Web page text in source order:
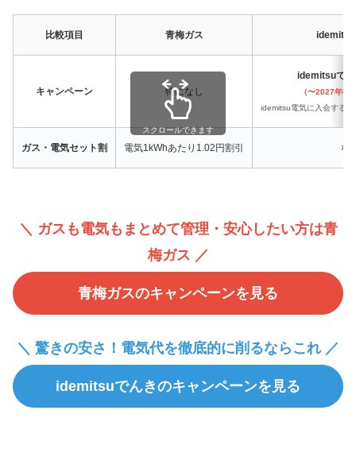
比較項目 青梅ガス idemitsu
キャンペーン 特になし
idemitsuでん
（〜2027年03
idemitsu電気に入会する
ガス・電気セット割 電気1kWhあたり1.02円割引 な
スクロールできます
＼ ガスも電気もまとめて管理・安心したい方は青
梅ガス ／
青梅ガスのキャンペーンを見る
＼ 驚きの安さ！電気代を徹底的に削るならこれ ／
idemitsuでんきのキャンペーンを見る